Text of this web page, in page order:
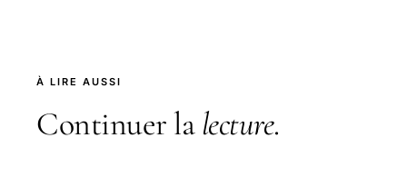
À LIRE AUSSI
Continuer la lecture.